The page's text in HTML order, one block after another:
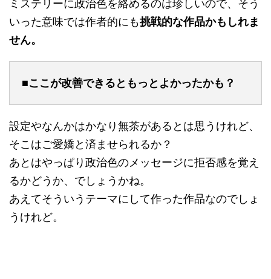
ミステリーに政治色を絡めるのは珍しいので、そう
いった意味では作者的にも挑戦的な作品かもしれま
せん。
■ここが改善できるともっとよかったかも？
設定やなんかはかなり無茶があるとは思うけれど、
そこはご愛嬌と済ませられるか？
あとはやっぱり政治色のメッセージに拒否感を覚え
るかどうか、でしょうかね。
あえてそういうテーマにして作った作品なのでしょ
うけれど。